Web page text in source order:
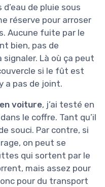
de pluie sous
réserve pour arroser
Aucune fuite par le
bien, pas de
Là où ça peut
si le fût est
a pas de joint.
voiture, j’ai testé en
le coffre. Tant qu’il
souci. Par contre, si
on peut se
qui sortent par le
mais assez pour
pour du transport